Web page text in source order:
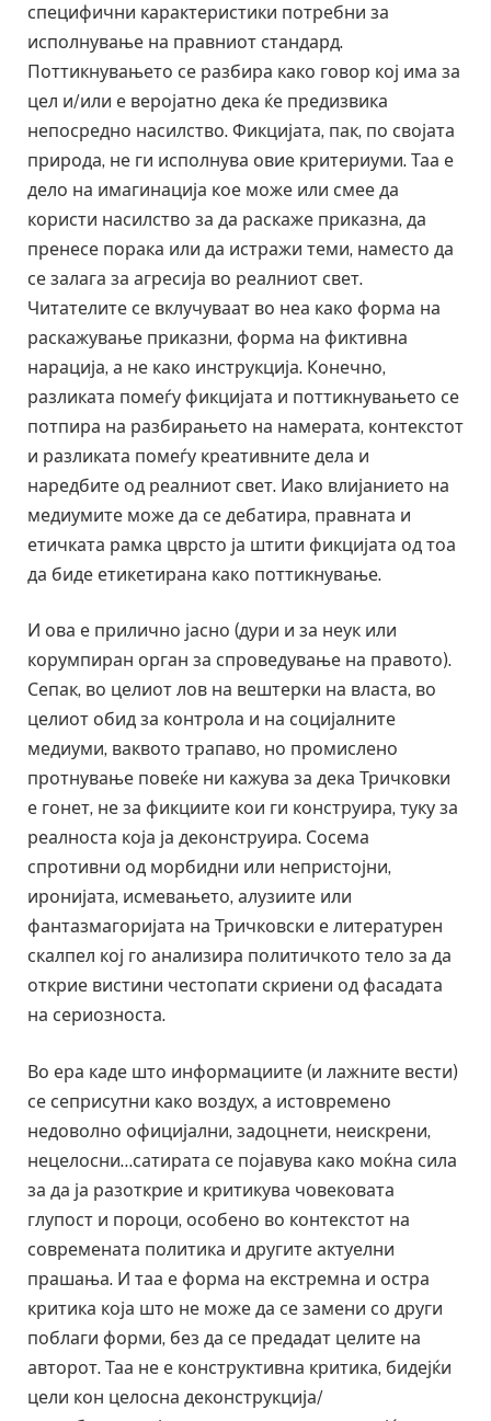
специфични карактеристики потребни за
исполнување на правниот стандард.
Поттикнувањето се разбира како говор кој има за
цел и/или е веројатно дека ќе предизвика
непосредно насилство. Фикцијата, пак, по својата
природа, не ги исполнува овие критериуми. Таа е
дело на имагинација кое може или смее да
користи насилство за да раскаже приказна, да
пренесе порака или да истражи теми, наместо да
се залага за агресија во реалниот свет.
Читателите се вклучуваат во неа како форма на
раскажување приказни, форма на фиктивна
нарација, а не како инструкција. Конечно,
разликата помеѓу фикцијата и поттикнувањето се
потпира на разбирањето на намерата, контекстот
и разликата помеѓу креативните дела и
наредбите од реалниот свет. Иако влијанието на
медиумите може да се дебатира, правната и
етичката рамка цврсто ја штити фикцијата од тоа
да биде етикетирана како поттикнување.
И ова е прилично јасно (дури и за неук или
корумпиран орган за спроведување на правото).
Сепак, во целиот лов на вештерки на власта, во
целиот обид за контрола и на социјалните
медиуми, ваквото трапаво, но промислено
протнување повеќе ни кажува за дека Тричковки
е гонет, не за фикциите кои ги конструира, туку за
реалноста која ја деконструира. Сосема
спротивни од морбидни или непристојни,
иронијата, исмевањето, алузиите или
фантазмагоријата на Тричковски е литературен
скалпел кој го анализира политичкото тело за да
открие вистини честопати скриени од фасадата
на сериозноста.
Во ера каде што информациите (и лажните вести)
се сеприсутни како воздух, а истовремено
недоволно официјални, задоцнети, неискрени,
нецелосни…сатирата се појавува како моќна сила
за да ја разоткрие и критикува човековата
глупост и пороци, особено во контекстот на
современата политика и другите актуелни
прашања. И таа е форма на екстремна и остра
критика која што не може да се замени со други
поблаги форми, без да се предадат целите на
авторот. Таа не е конструктивна критика, бидејќи
цели кон целосна деконструкција/